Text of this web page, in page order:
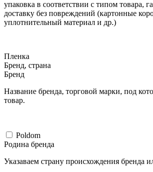
упаковка в соответствии с типом товара,
доставку без повреждений (картонные
уплотнительный материал и др.)
Пленка
Бренд, страна
Бренд
Название бренда, торговой марки, под
товар.
Poldom
Родина бренда
Указаваем страну происхождения бренда